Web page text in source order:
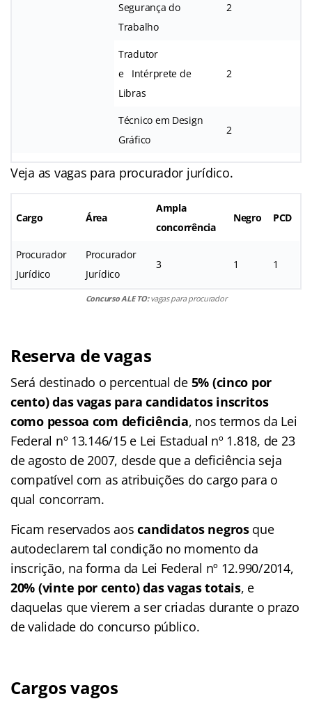
Segurança do
Trabalho
2
Tradutor
e Intérprete de
Libras
2
Técnico em Design
Gráfico
2
Veja as vagas para procurador jurídico.
Cargo Área
Ampla
concorrência
Negro PCD
Procurador
Jurídico
Procurador
Jurídico
3 1 1
Concurso ALE TO:vagas para procurador
Reserva de vagas
Será destinado o percentual de 5% (cinco por
cento) das vagas para candidatos inscritos
como pessoa com deficiência, nos termos da Lei
Federal nº 13.146/15 e Lei Estadual nº 1.818, de 23
de agosto de 2007, desde que a deficiência seja
compatível com as atribuições do cargo para o
qual concorram.
Ficam reservados aoscandidatos negrosque
autodeclarem tal condição no momento da
inscrição, na forma da Lei Federal nº 12.990/2014,
20% (vinte por cento) das vagas totais, e
daquelas que vierem a ser criadas durante o prazo
de validade do concurso público.
Cargos vagos